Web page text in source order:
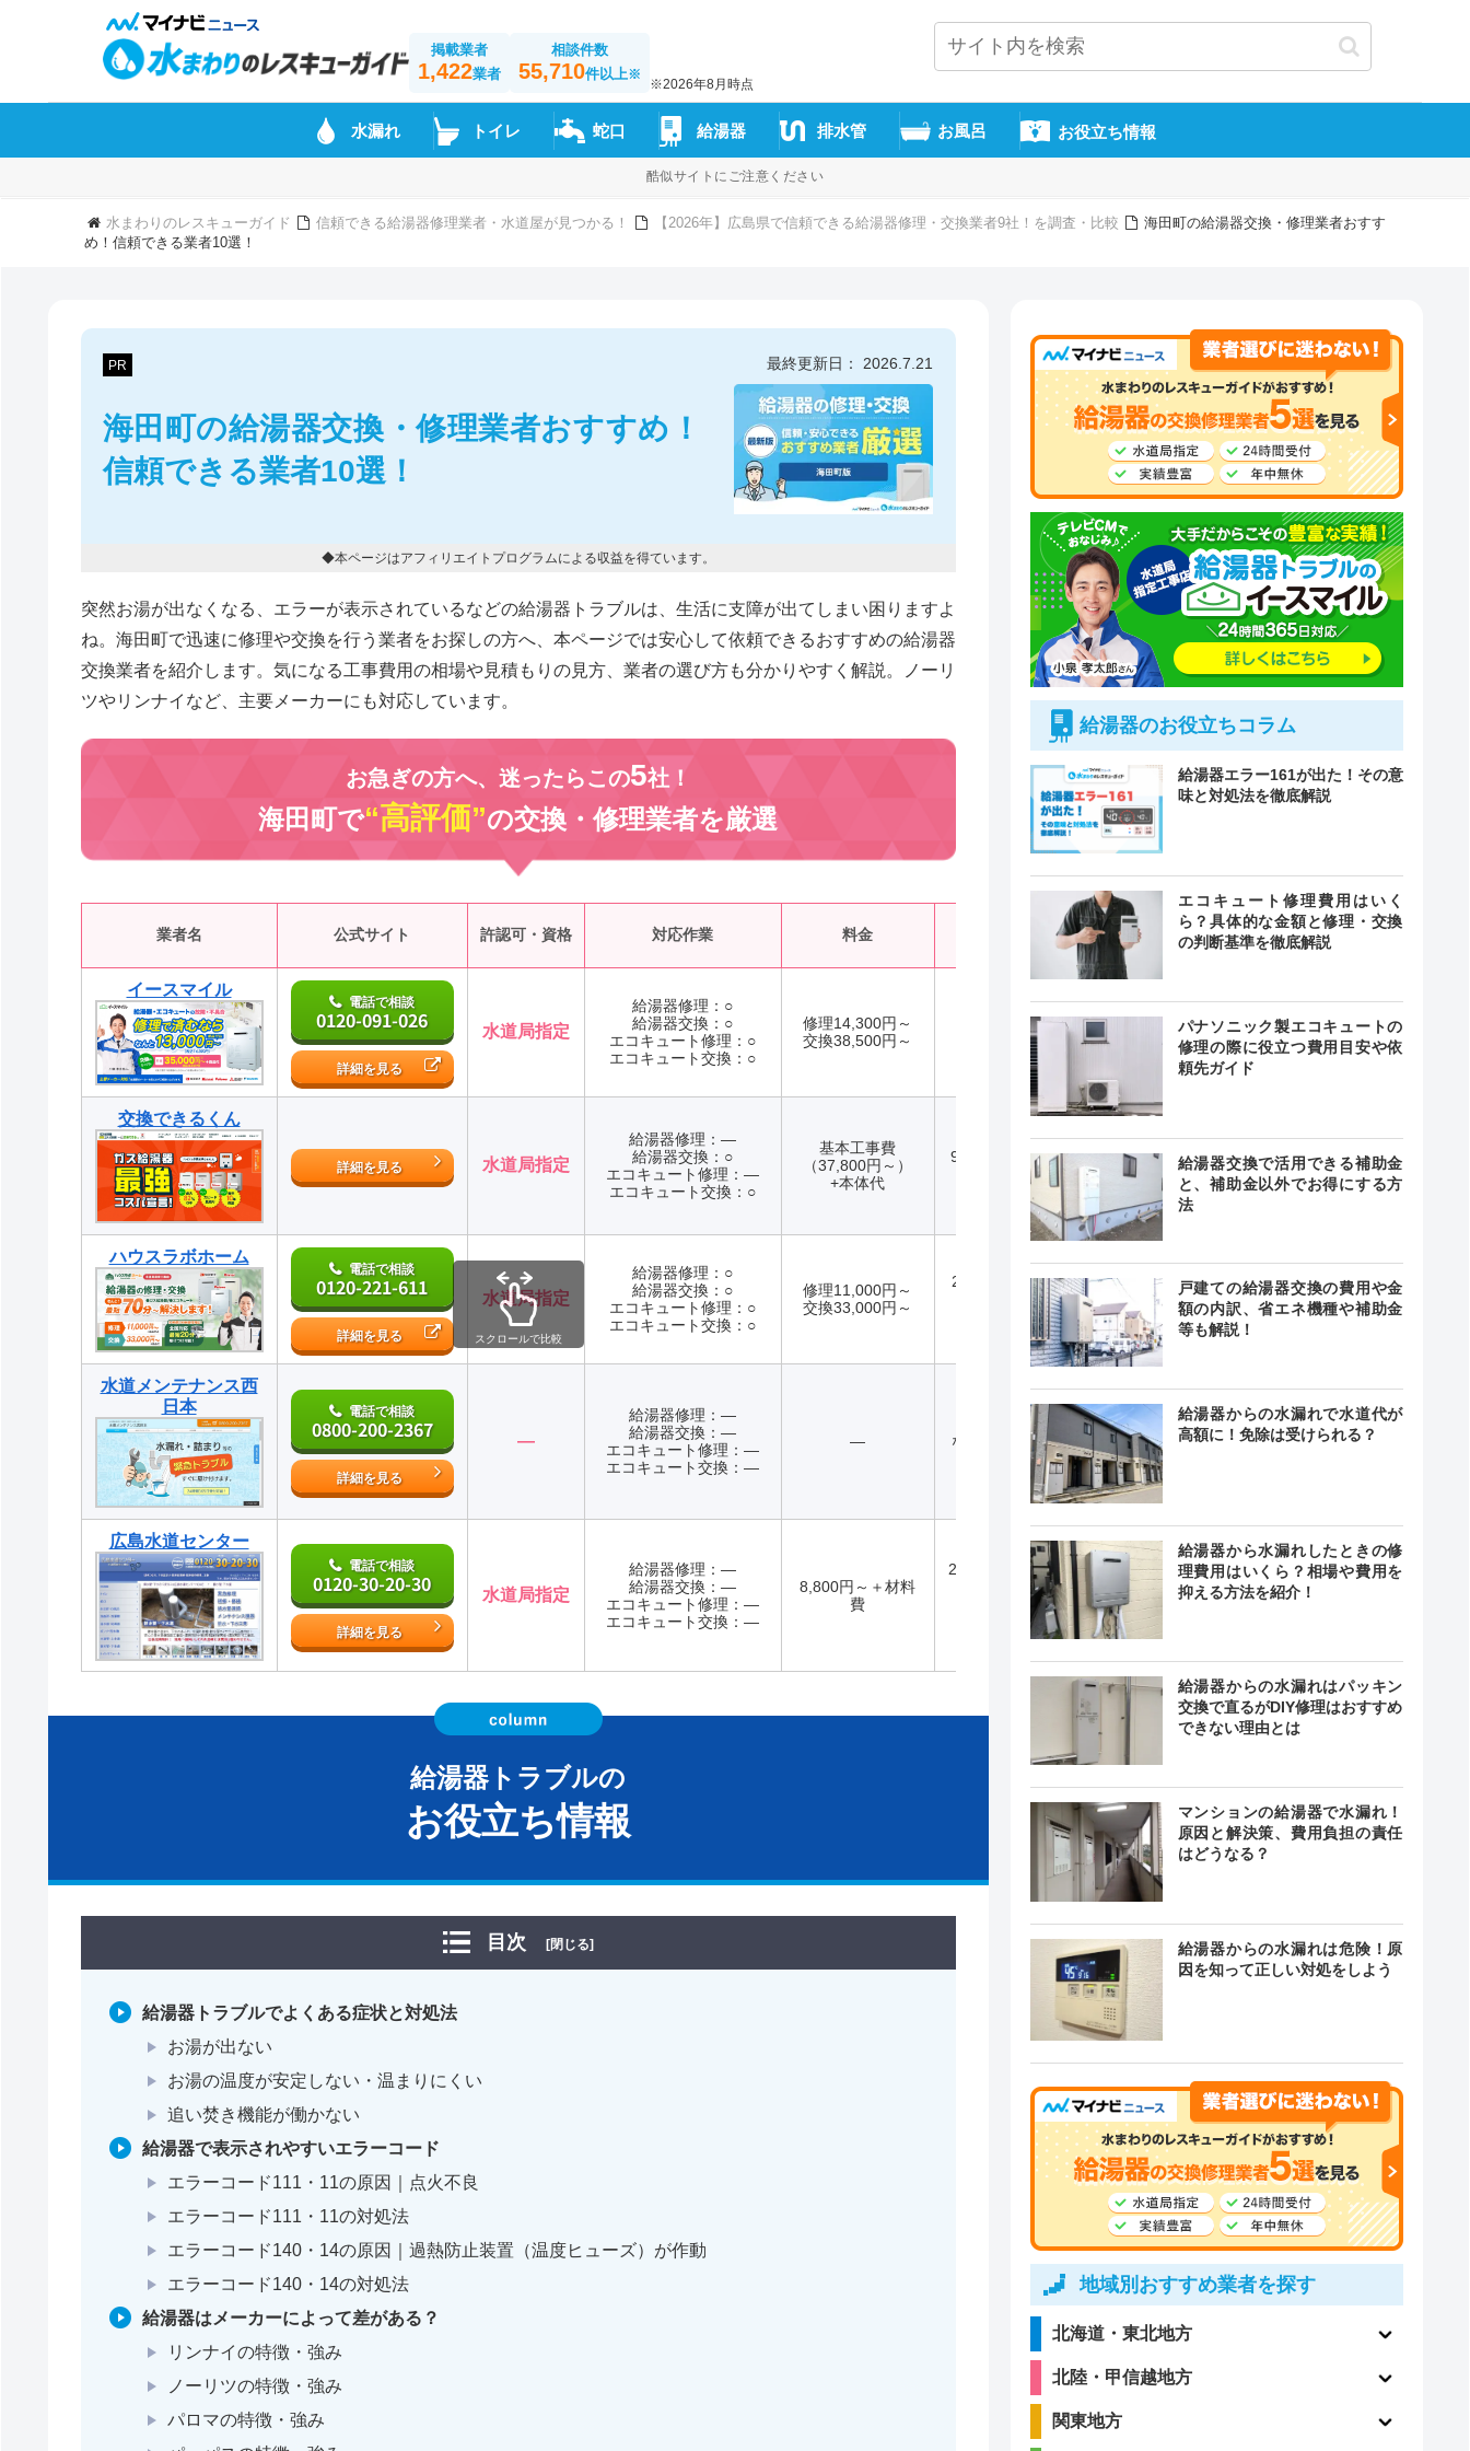
掲載業者
1,422業者
相談件数
55,710件以上※
※2026年8月時点
水漏れ トイレ 蛇口 給湯器 排水管 お風呂 お役立ち情報
酷似サイトにご注意ください
水まわりのレスキューガイド 信頼できる給湯器修理業者・水道屋が見つかる！ 【2026年】広島県で信頼できる給湯器修理・交換業者9社！を調査・比較
海田町の給湯器交換・修理業者おすす
め！信頼できる業者10選！
PR
海田町の給湯器交換・修理業者おすすめ！
信頼できる業者10選！
最終更新日： 2026.7.21
◆本ページはアフィリエイトプログラムによる収益を得ています。
突然お湯が出なくなる、エラーが表示されているなどの給湯器トラブルは、生活に支障が出てしまい困りますよ
ね。海田町で迅速に修理や交換を行う業者をお探しの方へ、本ページでは安心して依頼できるおすすめの給湯器
交換業者を紹介します。気になる工事費用の相場や見積もりの見方、業者の選び方も分かりやすく解説。ノーリ
ツやリンナイなど、主要メーカーにも対応しています。
お急ぎの方へ、迷ったらこの5社！
海田町で“高評価”の交換・修理業者を厳選
業者名 公式サイト 許認可・資格 対応作業 料金 緊急駆けつけ
イースマイル
電話で相談
0120-091-026
詳細を見る
水道局指定
給湯器修理：○
給湯器交換：○
エコキュート修理：○
エコキュート交換：○
修理14,300円～
交換38,500円～
最短20分
交換できるくん
詳細を見る 水道局指定
給湯器修理：―
給湯器交換：○
エコキュート修理：―
エコキュート交換：○
基本工事費
（37,800円～）
+本体代
9:00～18:00
記載なし
ハウスラボホーム
電話で相談
0120-221-611
詳細を見る
水道局指定
給湯器修理：○
給湯器交換：○
エコキュート修理：○
エコキュート交換：○
修理11,000円～
交換33,000円～
24時間 年中
最短20分
水道メンテナンス西
日本
電話で相談
0800-200-2367
詳細を見る
―
給湯器修理：―
給湯器交換：―
エコキュート修理：―
エコキュート交換：―
―
なし(年中無
―
広島水道センター
電話で相談
0120-30-20-30
詳細を見る
水道局指定
給湯器修理：―
給湯器交換：―
エコキュート修理：―
エコキュート交換：―
8,800円～＋材料
費
24時間365日
20～60分で
の対応を目
指します。
スクロールで比較
給湯器トラブルの
お役立ち情報
目次 [閉じる]
給湯器トラブルでよくある症状と対処法
お湯が出ない
お湯の温度が安定しない・温まりにくい
追い焚き機能が働かない
給湯器で表示されやすいエラーコード
エラーコード111・11の原因｜点火不良
エラーコード111・11の対処法
エラーコード140・14の原因｜過熱防止装置（温度ヒューズ）が作動
エラーコード140・14の対処法
給湯器はメーカーによって差がある？
リンナイの特徴・強み
ノーリツの特徴・強み
パロマの特徴・強み
給湯器のお役立ちコラム
給湯器エラー161が出た！その意
味と対処法を徹底解説
エコキュート修理費用はいく
ら？具体的な金額と修理・交換
の判断基準を徹底解説
パナソニック製エコキュートの
修理の際に役立つ費用目安や依
頼先ガイド
給湯器交換で活用できる補助金
と、補助金以外でお得にする方
法
戸建ての給湯器交換の費用や金
額の内訳、省エネ機種や補助金
等も解説！
給湯器からの水漏れで水道代が
高額に！免除は受けられる？
給湯器から水漏れしたときの修
理費用はいくら？相場や費用を
抑える方法を紹介！
給湯器からの水漏れはパッキン
交換で直るがDIY修理はおすすめ
できない理由とは
マンションの給湯器で水漏れ！
原因と解決策、費用負担の責任
はどうなる？
給湯器からの水漏れは危険！原
因を知って正しい対処をしよう
地域別おすすめ業者を探す
北海道・東北地方
北陸・甲信越地方
関東地方